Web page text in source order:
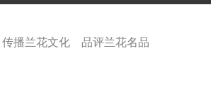
传播兰花文化 品评兰花名品